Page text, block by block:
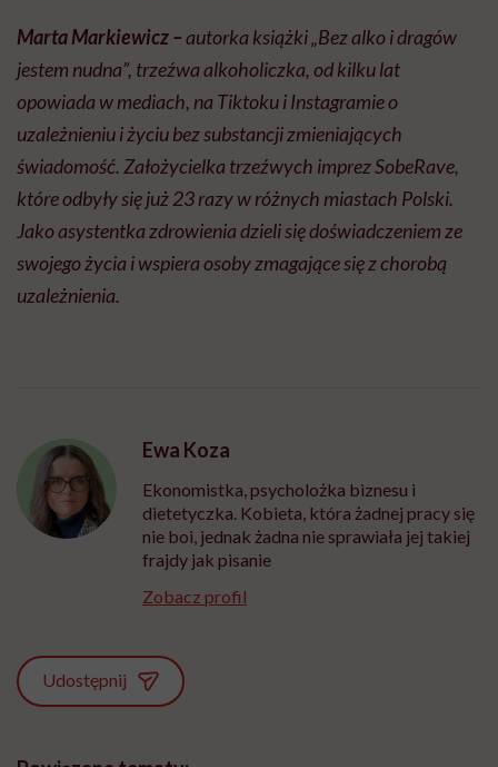
Marta Markiewicz –autorka książki „Bez alko i dragów
jestem nudna”, trzeźwa alkoholiczka, od kilku lat
opowiada w mediach, na Tiktoku i Instagramie o
uzależnieniu i życiu bez substancji zmieniających
świadomość. Założycielka trzeźwych imprez SobeRave,
które odbyły się już 23 razy w różnych miastach Polski.
Jako asystentka zdrowienia dzieli się doświadczeniem ze
swojego życia i wspiera osoby zmagające się z chorobą
uzależnienia.
Ewa Koza
Ekonomistka, psycholożka biznesu i
dietetyczka. Kobieta, która żadnej pracy się
nie boi, jednak żadna nie sprawiała jej takiej
frajdy jak pisanie
Zobacz profil
Udostępnij